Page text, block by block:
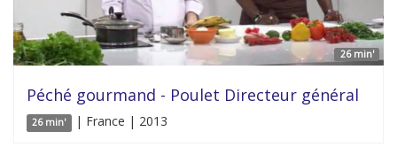
26 min'
Péché gourmand - Poulet Directeur général
26 min' | France | 2013